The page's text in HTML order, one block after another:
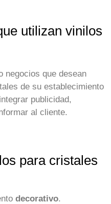
utilizan vinilos
negocios que desean
de su establecimiento
publicidad,
al cliente.
para cristales
decorativo.